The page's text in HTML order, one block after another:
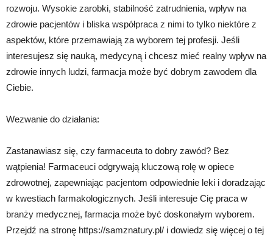
rozwoju. Wysokie zarobki, stabilność zatrudnienia, wpływ na
zdrowie pacjentów i bliska współpraca z nimi to tylko niektóre z
aspektów, które przemawiają za wyborem tej profesji. Jeśli
interesujesz się nauką, medycyną i chcesz mieć realny wpływ na
zdrowie innych ludzi, farmacja może być dobrym zawodem dla
Ciebie.
Wezwanie do działania:
Zastanawiasz się, czy farmaceuta to dobry zawód? Bez
wątpienia! Farmaceuci odgrywają kluczową rolę w opiece
zdrowotnej, zapewniając pacjentom odpowiednie leki i doradzając
w kwestiach farmakologicznych. Jeśli interesuje Cię praca w
branży medycznej, farmacja może być doskonałym wyborem.
Przejdź na stronę https://samznatury.pl/ i dowiedz się więcej o tej